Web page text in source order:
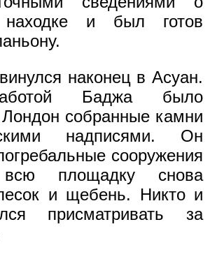
находке и был готов
наконец в Асуан.
Баджа было
Лондон собранные камни
надписями. Он
сооружения
площадку снова
и щебень. Никто и
присматривать за